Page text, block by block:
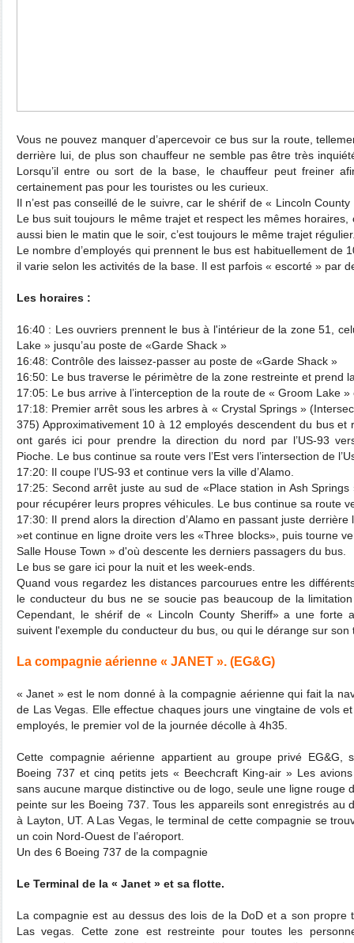
Vous ne pouvez manquer d’apercevoir ce bus sur la route,
derrière lui, de plus son chauffeur ne semble pas être très
Lorsqu’il entre ou sort de la base, le chauffeur peut freiner
certainement pas pour les touristes ou les curieux.
Il n’est pas conseillé de le suivre, car le shérif de « Lincoln
Le bus suit toujours le même trajet et respect les mêmes
aussi bien le matin que le soir, c’est toujours le même trajet
Le nombre d’employés qui prennent le bus est habituellement de
il varie selon les activités de la base. Il est parfois « escorté » par
Les horaires :
16:40 : Les ouvriers prennent le bus à l'intérieur de la zone 51,
Lake » jusqu’au poste de «Garde Shack »
16:48: Contrôle des laissez-passer au poste de «Garde Shack »
16:50: Le bus traverse le périmètre de la zone restreinte et prend
17:05: Le bus arrive à l’interception de la route de « Groom Lake »
17:18: Premier arrêt sous les arbres à « Crystal Springs »
375) Approximativement 10 à 12 employés descendent du bus et
ont garés ici pour prendre la direction du nord par l’US-93
Pioche. Le bus continue sa route vers l’Est vers l’intersection de
17:20: Il coupe l’US-93 et continue vers la ville d’Alamo.
17:25: Second arrêt juste au sud de «Place station in Ash Springs
pour récupérer leurs propres véhicules. Le bus continue sa route
17:30: Il prend alors la direction d’Alamo en passant juste
»et continue en ligne droite vers les «Three blocks», puis tourne
Salle House Town » d'où descente les derniers passagers du bus.
Le bus se gare ici pour la nuit et les week-ends.
Quand vous regardez les distances parcourues entre les
le conducteur du bus ne se soucie pas beaucoup de la
Cependant, le shérif de « Lincoln County Sheriff» a une forte
suivent l'exemple du conducteur du bus, ou qui le dérange sur son
La compagnie aérienne « JANET ». (EG&G)
« Janet » est le nom donné à la compagnie aérienne qui fait la
de Las Vegas. Elle effectue chaques jours une vingtaine de vols
employés, le premier vol de la journée décolle à 4h35.
Cette compagnie aérienne appartient au groupe privé EG&G,
Boeing 737 et cinq petits jets « Beechcraft King-air » Les
sans aucune marque distinctive ou de logo, seule une ligne rouge
peinte sur les Boeing 737. Tous les appareils sont enregistrés au
à Layton, UT. A Las Vegas, le terminal de cette compagnie se
un coin Nord-Ouest de l’aéroport.
Un des 6 Boeing 737 de la compagnie
Le Terminal de la « Janet » et sa flotte.
La compagnie est au dessus des lois de la DoD et a son propre
Las vegas. Cette zone est restreinte pour toutes les